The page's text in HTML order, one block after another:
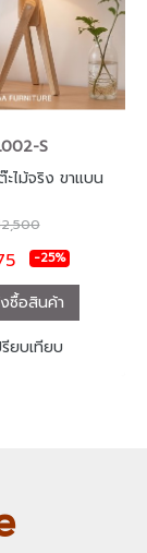
S
ไม้จริง ขาแบน
-25%
ซื้อสินค้า
รียบเทียบ